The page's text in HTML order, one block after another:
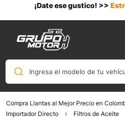
¡Date ese gustico! >>
Ingresa el modelo de tu
Compra Llantas al Mejor Precio en
Importador Directo
Filtros de Aceite